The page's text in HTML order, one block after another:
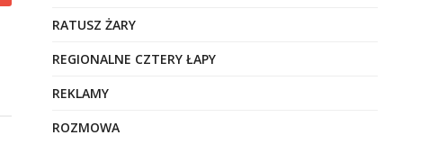
RATUSZ ŻARY
REGIONALNE CZTERY ŁAPY
REKLAMY
ROZMOWA